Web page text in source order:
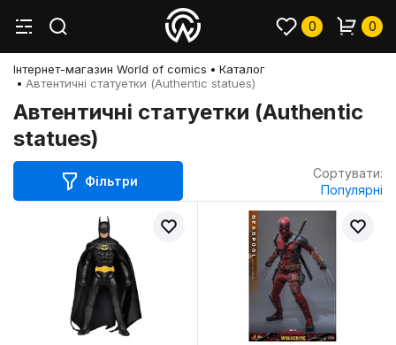
0 0
Інтернет-магазин World of comics
Каталог
Автентичні статуетки (Authentic statues)
Автентичні статуетки (Authentic
statues)
Фільтри
Сортувати:
Популярні